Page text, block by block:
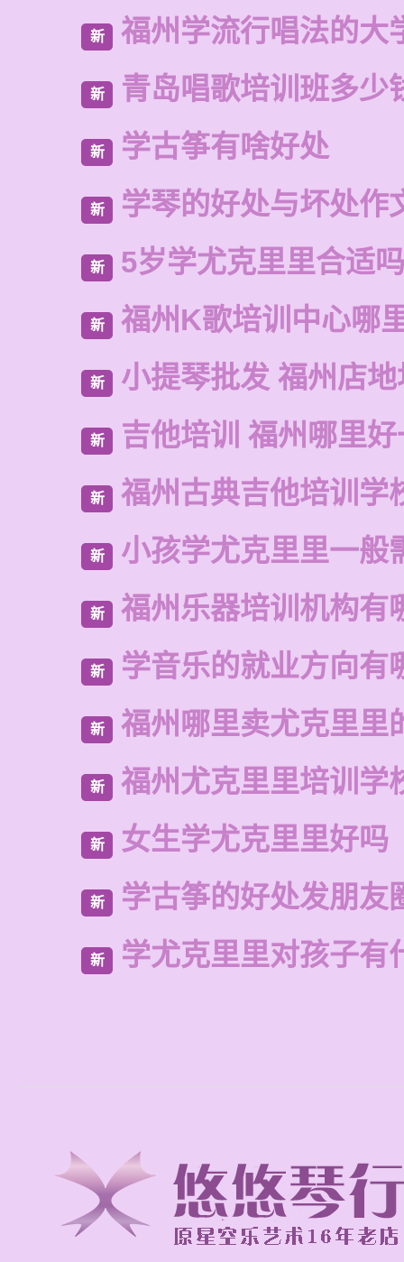
新 福州学流行唱法的大
新 青岛唱歌培训班多少
新 学古筝有啥好处
新 学琴的好处与坏处作
新 5岁学尤克里里合适
新 福州K歌培训中心哪
新 小提琴批发 福州店
新 吉他培训 福州哪里
新 福州古典吉他培训学
新 小孩学尤克里里一般
新 福州乐器培训机构有
新 学音乐的就业方向有
新 福州哪里卖尤克里里
新 福州尤克里里培训学
新 女生学尤克里里好吗
新 学古筝的好处发朋友
新 学尤克里里对孩子有